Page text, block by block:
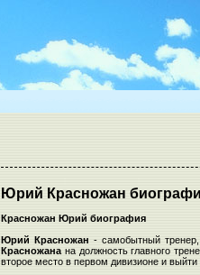
Юрий Красножан
Красножан Юрий биография
Юрий Красножан - самобытный
Красножана на должность главного
второе место в первом дивизионе и выйти